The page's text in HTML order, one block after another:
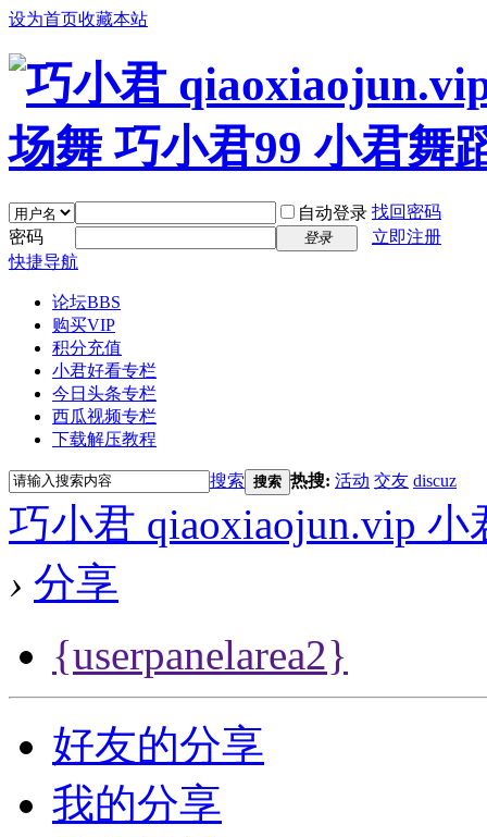
设为首页收藏本站
自动登录 找回密码
密码
登录
立即注册
快捷导航
论坛BBS
购买VIP
积分充值
小君好看专栏
今日头条专栏
西瓜视频专栏
下载解压教程
搜索 搜索 热搜: 活动 交友 discuz
巧小君 qiaoxiaojun.vip
› 分享
{userpanelarea2}
好友的分享
我的分享